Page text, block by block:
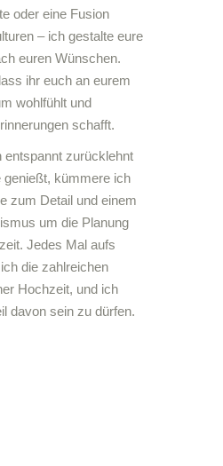
oder eine Fusion
– ich gestalte eure
euren Wünschen.
ihr euch an eurem
wohlfühlt und
schafft.
entspannt zurücklehnt
genießt, kümmere ich
zum Detail und einem
um die Planung
Jedes Mal aufs
die zahlreichen
Hochzeit, und ich
davon sein zu dürfen.